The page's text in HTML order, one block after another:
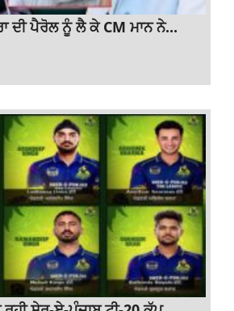
ਦੀ ਪੈਰੋਲ ਨੂੰ ਲੈ ਕੇ CM ਮਾਨ ਨੇ...